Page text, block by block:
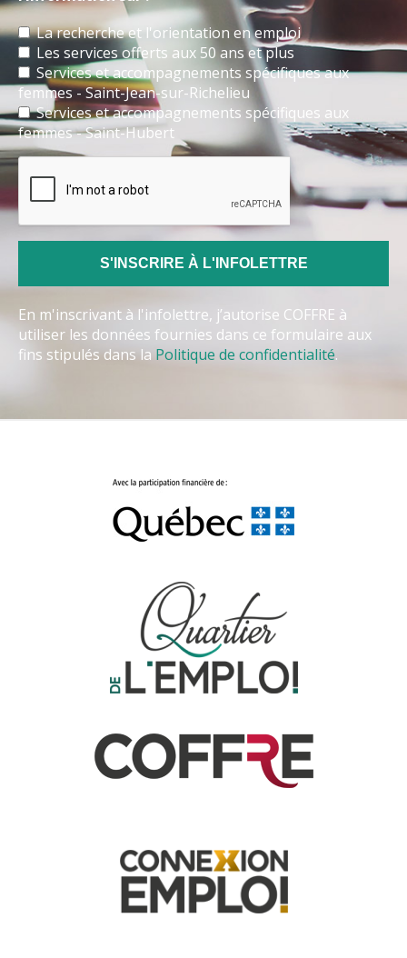
La recherche et l'orientation en emploi
Les services offerts aux 50 ans et plus
Services et accompagnements spécifiques aux
femmes - Saint-Jean-sur-Richelieu
Services et accompagnements spécifiques aux
femmes - Saint-Hubert
En m'inscrivant à l'infolettre, j’autorise COFFRE à
utiliser les données fournies dans ce formulaire aux
fins stipulés dans la Politique de confidentialité.